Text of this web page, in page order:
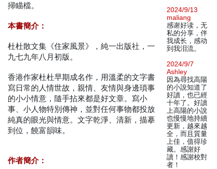
掃瞄檔。
本書簡介：
杜杜散文集《住家風景》，純一出版社，一
九七九年八月初版。
香港作家杜杜早期成名作，用溫柔的文字書
寫日常的人情世故，親情、友情與身邊瑣事
的小小情意，隨手拈來都是好文章。寫小
事、小人物特別傳神，並對任何事物都投放
純真的眼光與情意。文字乾淨、清新，描摹
到位，饒富韻味。
作者簡介：
2024/9/13
maliang
感谢好读，无
私的分享，伴
我成长，感动
到我泪流。
2024/9/7
Ashley
因為尋找高陽
的小說知道了
好讀，也已經
十年了。好讀
上高陽的小說
也慢慢地持續
更新，越來越
全，而且質量
上佳，值得珍
藏。感謝好
讀！感謝校對
者！